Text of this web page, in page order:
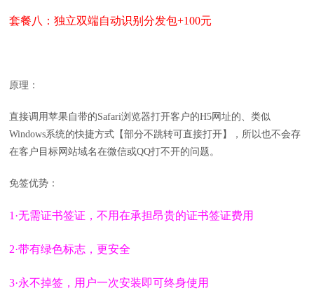
套餐八：独立双端自动识别分发包+100元
原理：
直接调用苹果自带的Safari浏览器打开客户的H5网址的、类似
Windows系统的快捷方式【部分不跳转可直接打开】，所以也不会存
在客户目标网站域名在微信或QQ打不开的问题。
免签优势：
1·无需证书签证，不用在承担昂贵的证书签证费用
2·带有绿色标志，更安全
3·永不掉签，用户一次安装即可终身使用